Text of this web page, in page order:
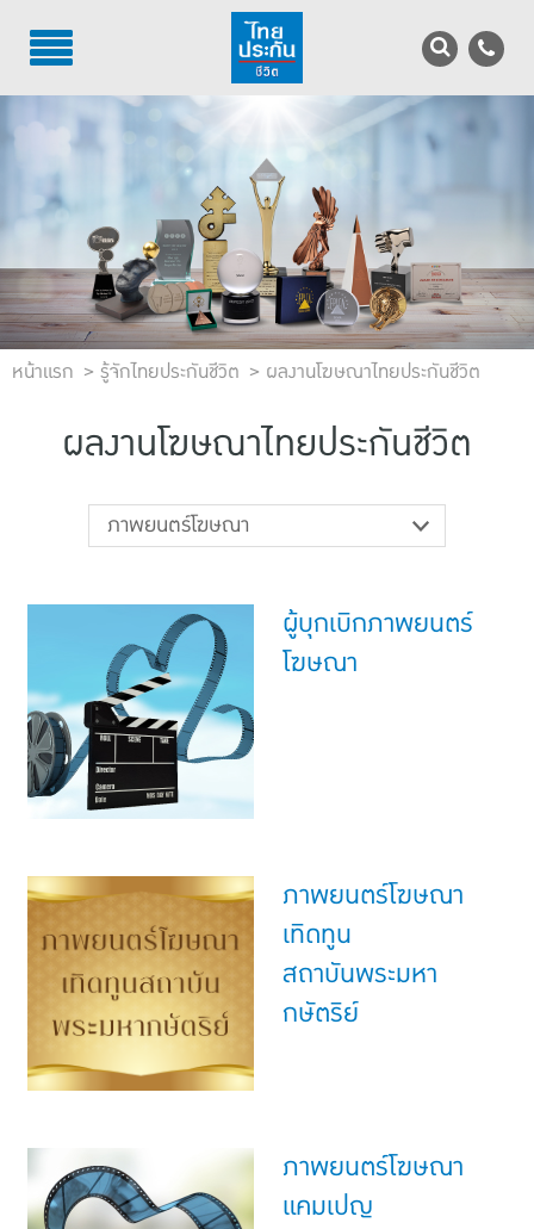
TH EN
บริการลูกค้า
บริการตัวแทน
รู้จักไทยประกันชีวิต
นักลงทุนสัมพันธ์
เพื่อสังคมไทย
ติดต่อไทยประกันชีวิต
แบบประกันทั้งหมด
แบบประกันที่เหมาะกับช่วงอายุ
เปรียบเทียบแบบประกัน
เลือกแบบประกันที่เหมาะกับคุณ
TL Learning Center
หน้าแรก รู้จักไทยประกันชีวิต ผลงานโฆษณาไทยประกันชีวิต
ผลงานโฆษณาไทยประกันชีวิต
ภาพยนตร์โฆษณา
ผู้บุกเบิกภาพยนตร์
โฆษณา
ภาพยนตร์โฆษณา
เทิดทูน
สถาบันพระมหา
กษัตริย์
ภาพยนตร์โฆษณา
แคมเปญ